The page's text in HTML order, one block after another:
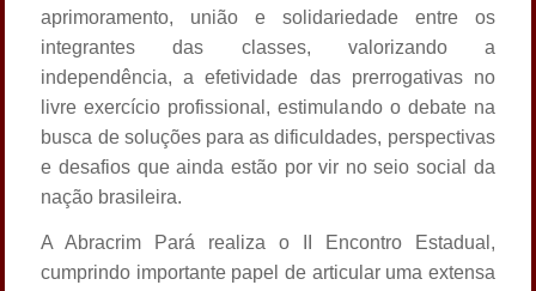
aprimoramento, união e solidariedade entre os
integrantes das classes, valorizando a
independência, a efetividade das prerrogativas no
livre exercício profissional, estimulando o debate na
busca de soluções para as dificuldades, perspectivas
e desafios que ainda estão por vir no seio social da
nação brasileira.
A Abracrim Pará realiza o II Encontro Estadual,
cumprindo importante papel de articular uma extensa